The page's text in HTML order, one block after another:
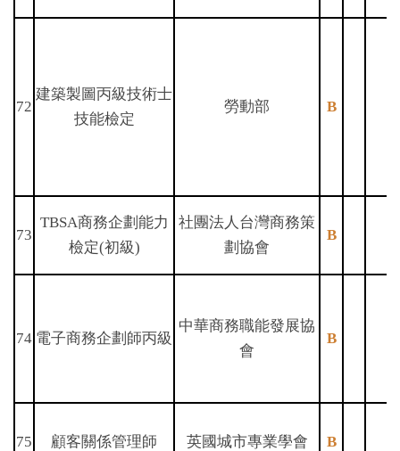
72
建築製圖丙級技術士
技能檢定
勞動部 B
73
TBSA商務企劃能力
檢定(初級)
社團法人台灣商務策
劃協會
B
74 電子商務企劃師丙級
中華商務職能發展協
會
B
75 顧客關係管理師 英國城市專業學會 B